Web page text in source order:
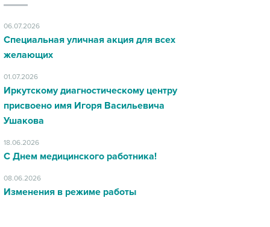
06.07.2026
Специальная уличная акция для всех
желающих
01.07.2026
Иркутскому диагностическому центру
присвоено имя Игоря Васильевича
Ушакова
18.06.2026
С Днем медицинского работника!
08.06.2026
Изменения в режиме работы